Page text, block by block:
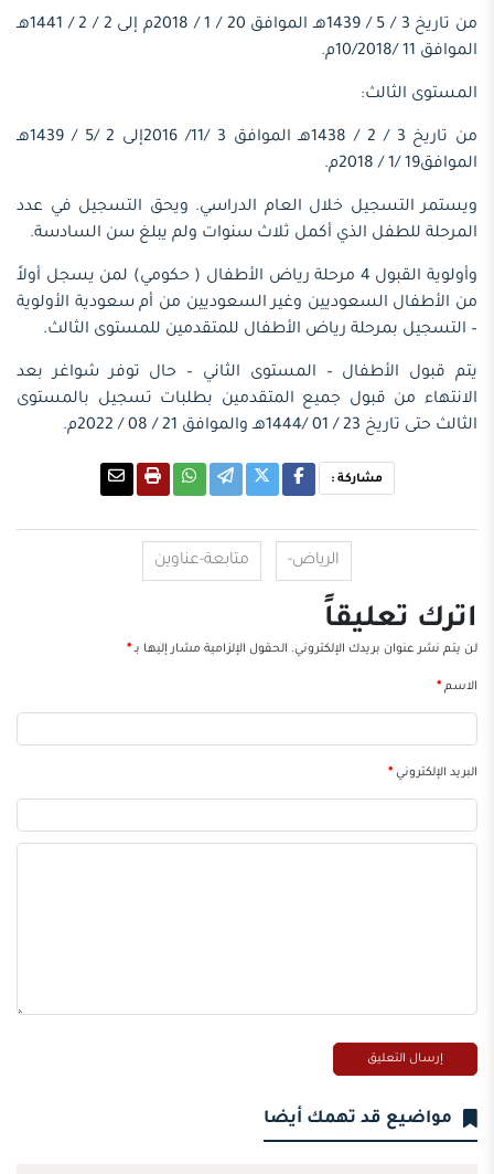
من تاريخ 3 / 5 / 1439هـ الموافق 20 / 1 / 2018م إلى 2 / 2 / 1441هـ
الموافق 11 /10/2018م.
المستوى الثالث:
من تاريخ 3 / 2 / 1438هـ الموافق 3 /11/ 2016إلى 2 /5 / 1439هـ
الموافق19 /1 / 2018م.
ويستمر التسجيل خلال العام الدراسي. ويحق التسجيل في عدد
المرحلة للطفل الذي أكمل ثلاث سنوات ولم يبلغ سن السادسة.
وأولوية القبول 4 مرحلة رياض الأطفال ( حكومي) لمن يسجل أولاً
من الأطفال السعوديين وغير السعوديين من أم سعودية الأولوية
– التسجيل بمرحلة رياض الأطفال للمتقدمين للمستوى الثالث.
يتم قبول الأطفال – المستوى الثاني – حال توفر شواغر بعد
الانتهاء من قبول جميع المتقدمين بطلبات تسجيل بالمستوى
الثالث حتى تاريخ 23 / 01 /1444هـ والموافق 21 / 08 / 2022م.
مشاركة :
الرياض- متابعة-عناوين
اترك تعليقاً
لن يتم نشر عنوان بريدك الإلكتروني. الحقول الإلزامية مشار إليها بـ*
الاسم*
البريد الإلكتروني*
مواضيع قد تهمك أيضا